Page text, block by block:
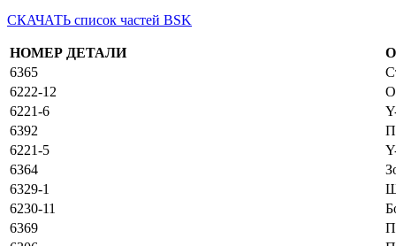
СКАЧАТЬ список частей BSK
НОМЕР ДЕТАЛИ
6365
6222-12
6221-6
6392
6221-5
6364
6329-1
6230-11
6369